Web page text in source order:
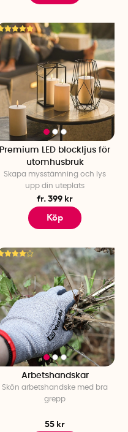
Premium LED blockljus för
utomhusbruk
Skapa mysstämning och lys
upp din uteplats
fr. 399 kr
Köp
Arbetshandskar
Skön arbetshandske med bra
grepp
55 kr